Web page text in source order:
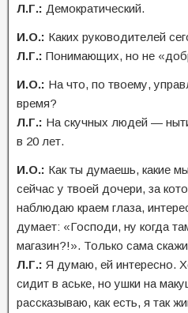
Л.Г.: Демократический.
И.О.: Каких руководителей
Л.Г.: Понимающих, но не
И.О.: На что, по твоему,
время?
Л.Г.: На скучных людей —
в 20 лет.
И.О.: Как ты думаешь, какие
сейчас у твоей дочери, за
наблюдаю краем глаза,
думает: «Господи, ну когда
магазин?!». Только сама
Л.Г.: Я думаю, ей интересно.
сидит в аське, но ушки на
рассказываю, как есть, я так